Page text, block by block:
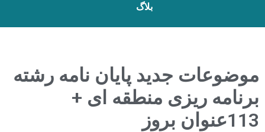
بلاگ
موضوعات جدید پایان نامه رشته
برنامه ریزی منطقه ای +
113عنوان بروز